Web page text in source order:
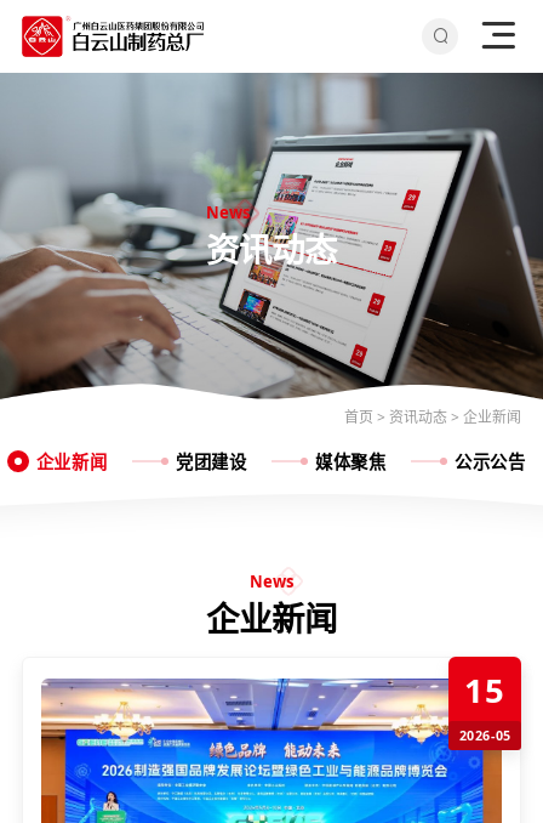
News
资讯动态
首页 > 资讯动态> 企业新闻
企业新闻 党团建设 媒体聚焦 公示公告
News
企业新闻
15
2026-05